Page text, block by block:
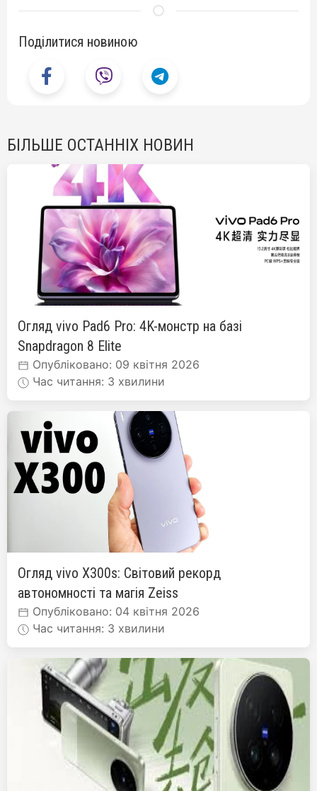
Поділитися новиною
БІЛЬШЕ ОСТАННІХ НОВИН
Огляд vivo Pad6 Pro: 4K-монстр на базі
Snapdragon 8 Elite
Опубліковано: 09 квітня 2026
Час читання: 3 хвилини
Огляд vivo X300s: Світовий рекорд
автономності та магія Zeiss
Опубліковано: 04 квітня 2026
Час читання: 3 хвилини